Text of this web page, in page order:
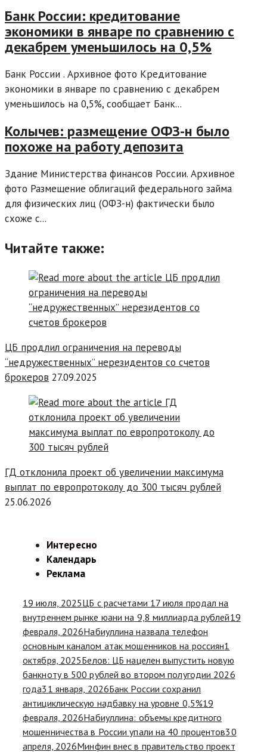
Банк России: кредитование
экономики в январе по сравнению с
декабрем уменьшилось на 0,5%
Банк России . Архивное фото Кредитование
экономики в январе по сравнению с декабрем
уменьшилось на 0,5%, сообщает Банк...
Колычев: размещение ОФЗ-н было
похоже на работу депозита
Здание Министерства финансов России. Архивное
фото Размещение облигаций федерального займа
для физических лиц (ОФЗ-н) фактически было
схоже с...
Читайте также:
ЦБ продлил ограничения на переводы
“недружественных” нерезидентов со счетов
брокеров 27.09.2025
ГД отклонила проект об увеличении максимума
выплат по европротоколу до 300 тысяч рублей
25.06.2026
Интересно
Календарь
Реклама
19 июля, 2025ЦБ с расчетами 17 июля продал на
внутреннем рынке юани на 9,8 миллиарда рублей19
февраля, 2026Набиуллина назвала телефон
основным каналом атак мошенников на россиян1
октября, 2025Белов: ЦБ нацелен выпустить новую
банкноту в 500 рублей во втором полугодии 2026
года31 января, 2026Банк России сохранил
антициклическую надбавку на уровне 0,5%19
февраля, 2026Набиуллина: объемы кредитного
мошенничества в России упали на 40 процентов30
апреля, 2026Минфин внес в правительство проект